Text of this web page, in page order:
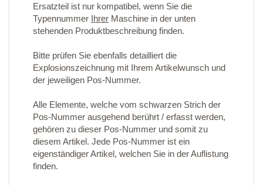
Ersatzteil ist nur kompatibel, wenn Sie die
Typennummer Ihrer Maschine in der unten
stehenden Produktbeschreibung finden.
Bitte prüfen Sie ebenfalls detailliert die
Explosionszeichnung mit Ihrem Artikelwunsch und
der jeweiligen Pos-Nummer.
Alle Elemente, welche vom schwarzen Strich der
Pos-Nummer ausgehend berührt / erfasst werden,
gehören zu dieser Pos-Nummer und somit zu
diesem Artikel. Jede Pos-Nummer ist ein
eigenständiger Artikel, welchen Sie in der Auflistung
finden.